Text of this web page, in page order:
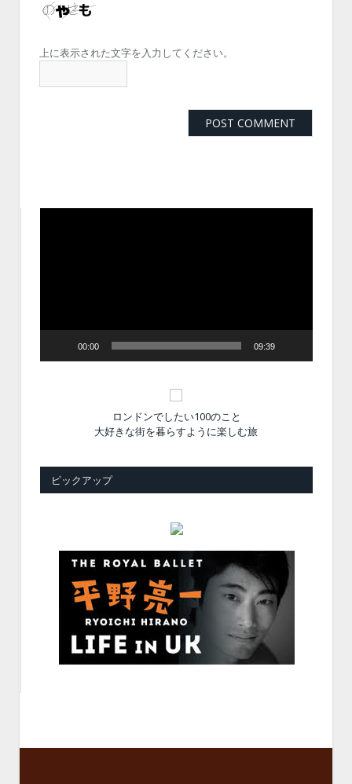
上に表示された文字を入力してください。
00:00 09:39
ロンドンでしたい100のこと
大好きな街を暮らすように楽しむ旅
ピックアップ